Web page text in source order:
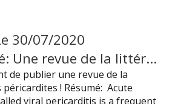
30/07/2020
Article publié: Une revue de la littérature sur les péricardites !
de publier une revue de la
! Résumé: Acute
viral pericarditis is a frequent